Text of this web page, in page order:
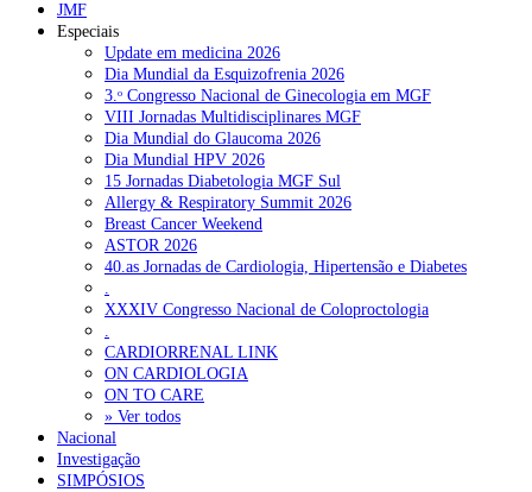
NOTÍCIAS RECENTES
Quase 11.900 jovens recorreram aos cheques psicólogo e
nutricionista no primeiro mês 7 de Agosto, 2026
ULS de Coimbra estreia cirurgia endoscópica do ouvido com
apoio robótico em Portugal 7 de Agosto, 2026
Enfermeiros exigem esclarecimentos sobre eventual gestão
privada da ULS do Algarve 7 de Agosto, 2026
Ordem dos Médicos alerta para riscos no novo sistema de acesso
a consultas e cirurgias
Portugal está a formar os médicos de que precisa?
2026
NOTÍCIAS MAIS LIDAS
JMF
Especiais
Update em medicina 2026
Dia Mundial da Esquizofrenia 2026
3.ᵒ Congresso Nacional de Ginecologia em MGF
VIII Jornadas Multidisciplinares MGF
Dia Mundial do Glaucoma 2026
Dia Mundial HPV 2026
15 Jornadas Diabetologia MGF Sul
Allergy & Respiratory Summit 2026
Breast Cancer Weekend
ASTOR 2026
40.as Jornadas de Cardiologia, Hipertensão e Diabetes
.
XXXIV Congresso Nacional de Coloproctologia
.
CARDIORRENAL LINK
ON CARDIOLOGIA
ON TO CARE
» Ver todos
Nacional
Investigação
SIMPÓSIOS